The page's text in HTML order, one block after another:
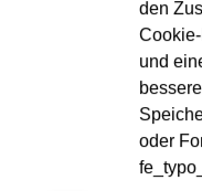
Alle Angaben
Kontakt bei Fragen
Beschwerden
den
und
oder